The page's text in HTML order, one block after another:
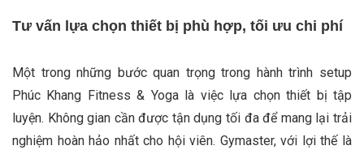
Tư vấn lựa chọn thiết bị phù hợp, tối ưu chi phí
Một trong những bước quan trọng trong hành trình setup
Phúc Khang Fitness & Yoga là việc lựa chọn thiết bị tập
luyện. Không gian cần được tận dụng tối đa để mang lại trải
nghiệm hoàn hảo nhất cho hội viên. Gymaster, với lợi thế là